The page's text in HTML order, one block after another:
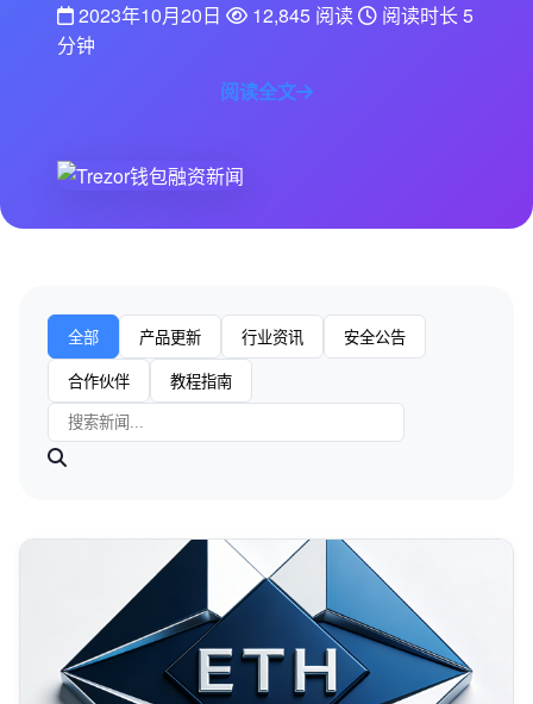
2023年10月20日 12,845 阅读
阅读时长 5
分钟
阅读全文
全部 产品更新 行业资讯 安全公告
合作伙伴 教程指南